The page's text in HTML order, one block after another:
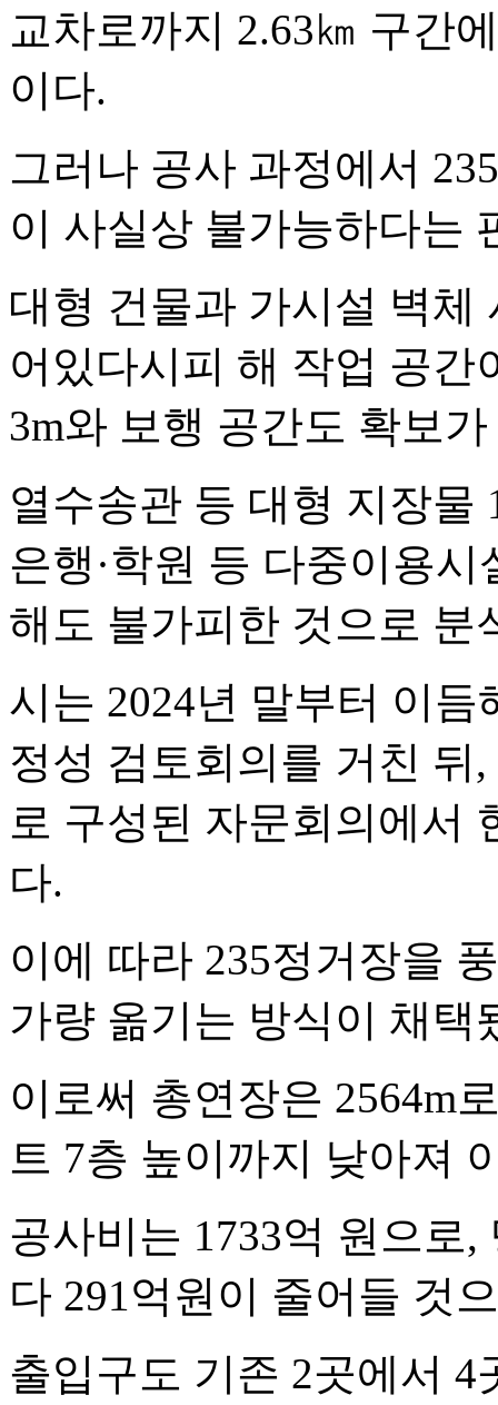
교차로까지 2.63㎞ 구간
이다.
그러나 공사 과정에서
이 사실상 불가능하다는
대형 건물과 가시설 벽체
어있다시피 해 작업 공간
3m와 보행 공간도 확보
열수송관 등 대형 지장물
은행·학원 등 다중이용
해도 불가피한 것으로 분
시는 2024년 말부터 이
정성 검토회의를 거친 뒤
로 구성된 자문회의에서
다.
이에 따라 235정거장을
가량 옮기는 방식이 채택
이로써 총연장은 2564m
트 7층 높이까지 낮아져
공사비는 1733억 원으로
다 291억원이 줄어들 것
출입구도 기존 2곳에서